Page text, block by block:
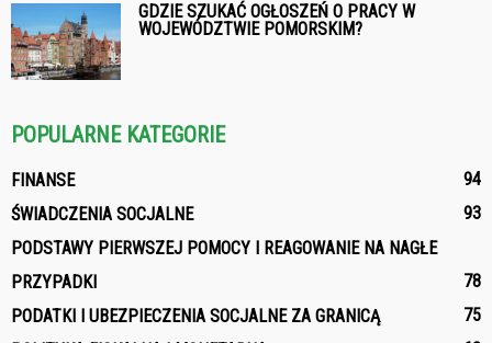
GDZIE SZUKAĆ OGŁOSZEŃ O PRACY W
WOJEWÓDZTWIE POMORSKIM?
POPULARNE KATEGORIE
FINANSE
94
ŚWIADCZENIA SOCJALNE
93
PODSTAWY PIERWSZEJ POMOCY I REAGOWANIE NA NAGŁE
PRZYPADKI
78
PODATKI I UBEZPIECZENIA SOCJALNE ZA GRANICĄ
75